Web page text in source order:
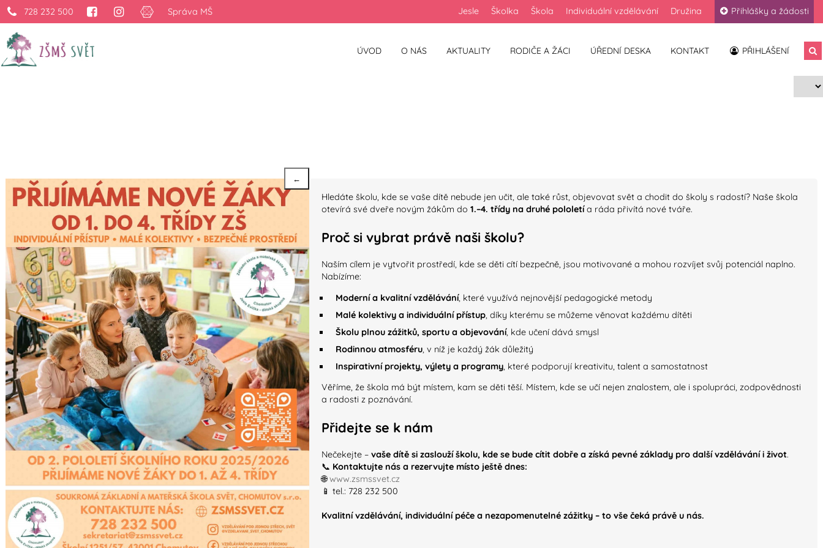
ÚVOD O NÁS AKTUALITY RODIČE A ŽÁCI ÚŘEDNÍ DESKA KONTAKT PŘIHLÁŠENÍ
728 232 500 Správa MŠ Jesle Školka Škola Individuální vzdělávání Družina Přihlášky a žádosti
←
Hledáte školu, kde se vaše dítě nebude jen učit, ale také růst, objevovat svět a chodit do školy s radostí? Naše škola
otevírá své dveře novým žákům do 1.–4. třídy na druhé pololetía ráda přivítá nové tváře.
Proč si vybrat právě naši školu?
Naším cílem je vytvořit prostředí, kde se děti cítí bezpečně, jsou motivované a mohou rozvíjet svůj potenciál naplno.
Nabízíme:
Moderní a kvalitní vzdělávání, které využívá nejnovější pedagogické metody
Malé kolektivy a individuální přístup, díky kterému se můžeme věnovat každému dítěti
Školu plnou zážitků, sportu a objevování, kde učení dává smysl
Rodinnou atmosféru, v níž je každý žák důležitý
Inspirativní projekty, výlety a programy, které podporují kreativitu, talent a samostatnost
Věříme, že škola má být místem, kam se děti těší. Místem, kde se učí nejen znalostem, ale i spolupráci, zodpovědnosti
a radosti z poznávání.
Přidejte se k nám
Nečekejte – vaše dítě si zaslouží školu, kde se bude cítit dobře a získá pevné základy pro další vzdělávání i život.
📞 Kontaktujte nás a rezervujte místo ještě dnes:
🌐www.zsmssvet.cz
📱 tel.: 728 232 500
Kvalitní vzdělávání, individuální péče a nezapomenutelné zážitky – to vše čeká právě u nás.